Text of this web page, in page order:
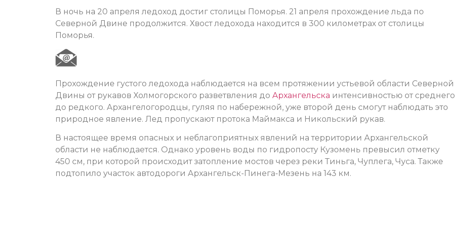
В ночь на 20 апреля ледоход достиг столицы Поморья. 21 апреля прохождение льда по
Северной Двине продолжится. Хвост ледохода находится в 300 километрах от столицы
Поморья.
Прохождение густого ледохода наблюдается на всем протяжении устьевой области Северной
Двины от рукавов Холмогорского разветвления до Архангельска интенсивностью от среднего
до редкого. Архангелогородцы, гуляя по набережной, уже второй день смогут наблюдать это
природное явление. Лед пропускают протока Маймакса и Никольский рукав.
В настоящее время опасных и неблагоприятных явлений на территории Архангельской
области не наблюдается. Однако уровень воды по гидропосту Кузомень превысил отметку
450 см, при которой происходит затопление мостов через реки Тиньга, Чуплега, Чуса. Также
подтопило участок автодороги Архангельск-Пинега-Мезень на 143 км.